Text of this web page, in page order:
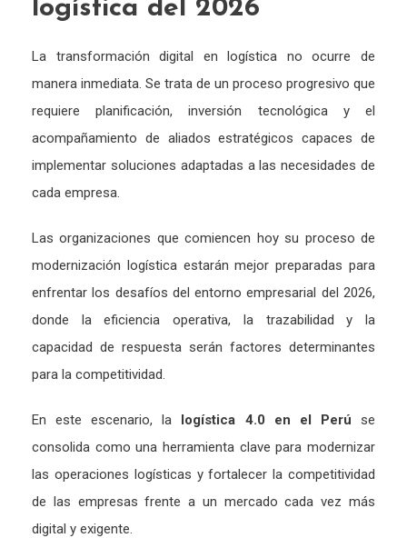
logística del 2026
La transformación digital en logística no ocurre de
manera inmediata. Se trata de un proceso progresivo que
requiere planificación, inversión tecnológica y el
acompañamiento de aliados estratégicos capaces de
implementar soluciones adaptadas a las necesidades de
cada empresa.
Las organizaciones que comiencen hoy su proceso de
modernización logística estarán mejor preparadas para
enfrentar los desafíos del entorno empresarial del 2026,
donde la eficiencia operativa, la trazabilidad y la
capacidad de respuesta serán factores determinantes
para la competitividad.
En este escenario, la logística 4.0 en el Perú se
consolida como una herramienta clave para modernizar
las operaciones logísticas y fortalecer la competitividad
de las empresas frente a un mercado cada vez más
digital y exigente.